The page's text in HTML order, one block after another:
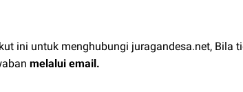
ini untuk menghubungi juragandesa.net, Bila
melalui email.